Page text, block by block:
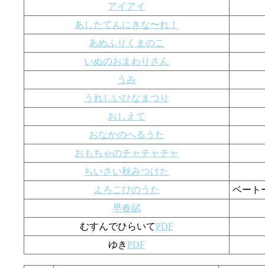
アイアイ
あしたてんにきな〜れ！
あめふりくまのこ
いぬのおまわりさん
うみ
うれしいひなまつり
おしえて
おなかのへるうた
おもちゃのチャチャチャ
ちいさい秋みつけた
よろこびのうた
ベート
早春賦
むすんでひらいてPDF
ゆきPDF